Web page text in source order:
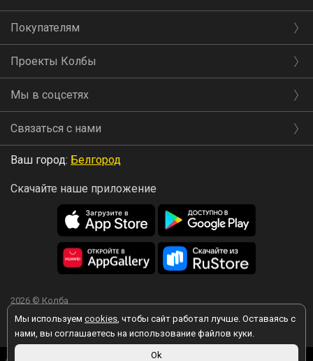
Мы используем cookies, чтобы сайт работал лучше. Оставаясь с
нами, вы соглашаетесь на использование файлов куки.
Ok
Покупателям
Проекты Колбы
Мы в соцсетях
Связаться с нами
Ваш город: Белгород
Скачайте наше приложение
2026 © Колба
Вы принимаете условия политики в отношении обработки